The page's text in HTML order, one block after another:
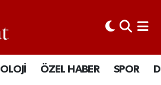
ÖZEL HABER SPOR